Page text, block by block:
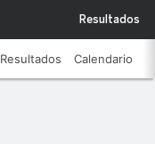
Resultados
Resultados Calendario